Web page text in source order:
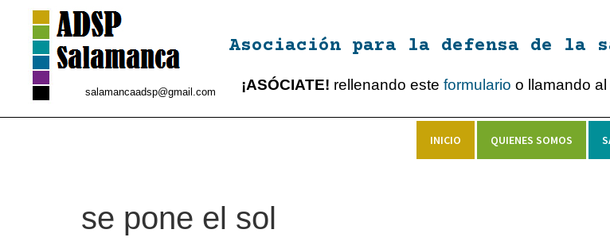
salamancaadsp@gmail.com
Asociación para la defensa de la
¡ASÓCIATE! rellenando esteformulario o llamando
INICIO QUIENES SOMOS
se pone el sol